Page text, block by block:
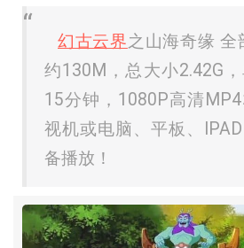
幻古云界之山海奇缘
约130M，总大小2.42G
15分钟，1080P高清
视机或电脑、平板、
备播放！